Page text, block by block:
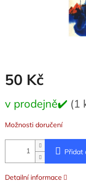
50 Kč
cena:
v prodejně✔️ (1
Možnosti doručení
Přidat
Detailní informace